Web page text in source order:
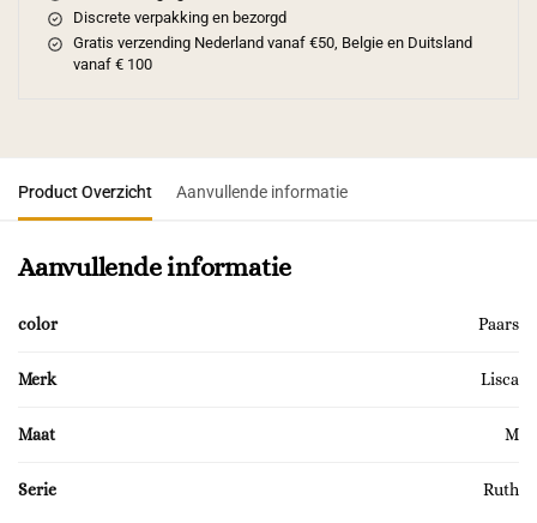
Discrete verpakking en bezorgd
Gratis verzending Nederland vanaf €50, Belgie en Duitsland
vanaf € 100
Product Overzicht Aanvullende informatie
Aanvullende informatie
color Paars
Merk Lisca
Maat M
Serie Ruth